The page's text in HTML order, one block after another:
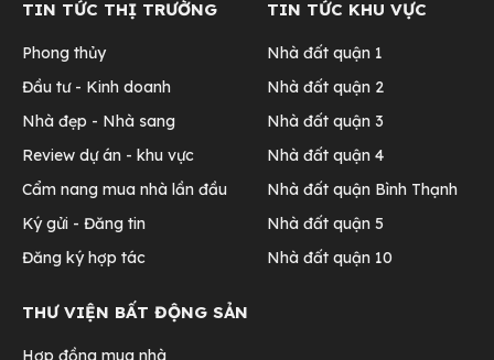
TIN TỨC THỊ TRƯỜNG
Phong thủy
Đầu tư - Kinh doanh
Nhà đẹp - Nhà sang
Review dự án - khu vực
Cẩm nang mua nhà lần đầu
Ký gửi - Đăng tin
Đăng ký hợp tác
TIN TỨC KHU VỰC
Nhà đất quận 1
Nhà đất quận 2
Nhà đất quận 3
Nhà đất quận 4
Nhà đất quận Bình Thạnh
Nhà đất quận 5
Nhà đất quận 10
THƯ VIỆN BẤT ĐỘNG SẢN
Hợp đồng mua nhà